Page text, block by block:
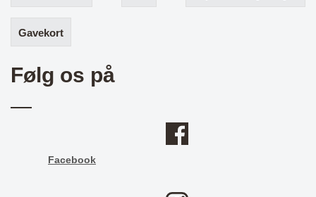
Gavekort
Følg os på
Facebook